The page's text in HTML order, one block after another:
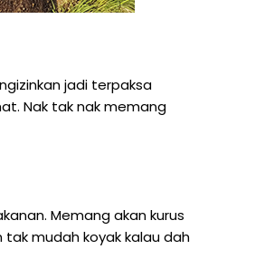
jadi terpaksa
Nak tak nak memang
Memang akan kurus
mudah koyak kalau dah